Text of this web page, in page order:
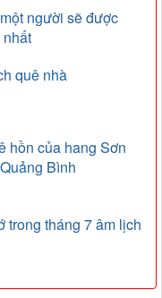
người sẽ được
quê nhà
hồn của hang Sơn
Bình
trong tháng 7 âm lịch